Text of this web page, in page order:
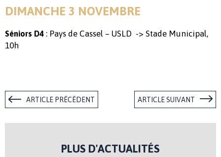
DIMANCHE 3 NOVEMBRE
Séniors D4 : Pays de Cassel – USLD -> Stade Municipal,
10h
ARTICLE PRÉCÉDENT ARTICLE SUIVANT
PLUS D'ACTUALITÉS